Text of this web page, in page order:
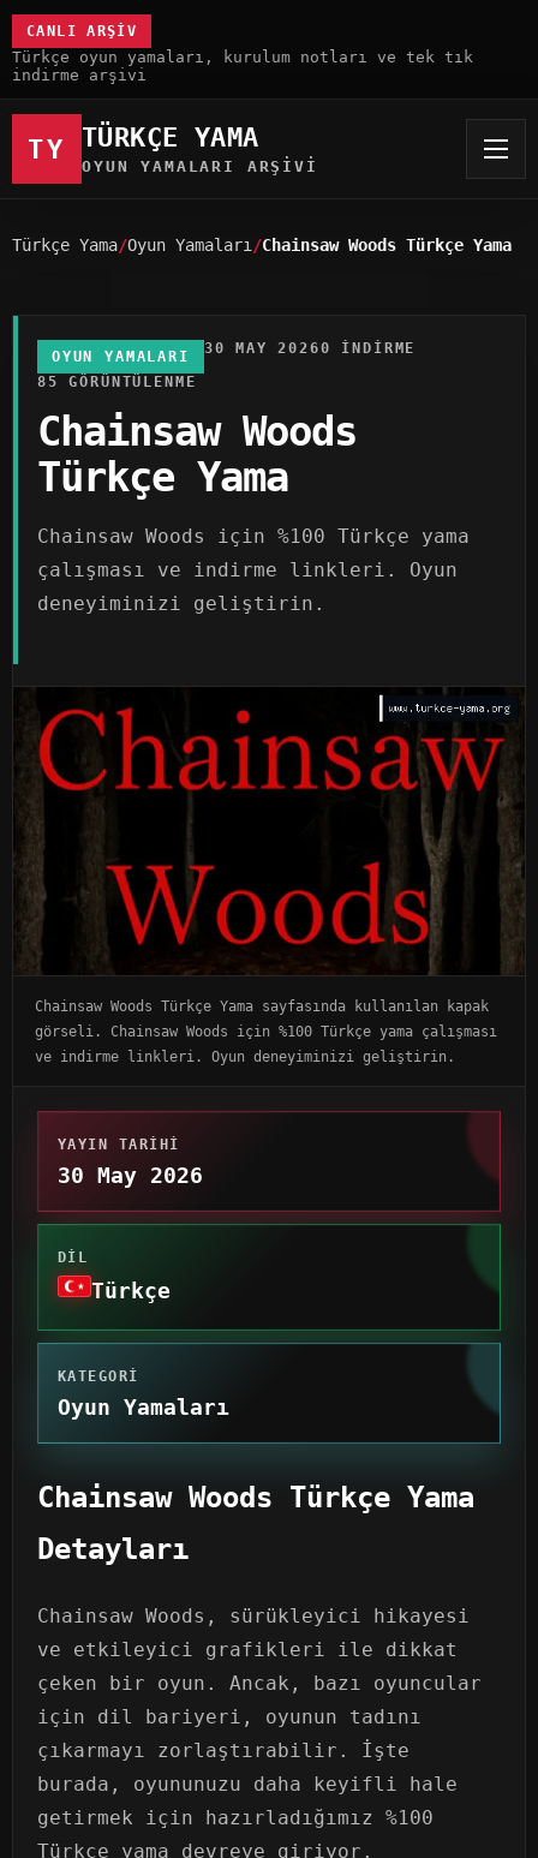
CANLI ARŞIV
Türkçe oyun yamaları, kurulum notları ve tek tık
indirme arşivi
TY TÜRKÇE YAMA
OYUN YAMALARI ARŞIVI
Türkçe Yama Oyun Yamaları Chainsaw Woods Türkçe Yama
OYUN YAMALARI 30 MAY 20260 INDIRME
85 GÖRÜNTÜLENME
Chainsaw Woods
Türkçe Yama
Chainsaw Woods için %100 Türkçe yama
çalışması ve indirme linkleri. Oyun
deneyiminizi geliştirin.
Chainsaw Woods Türkçe Yama sayfasında kullanılan kapak
görseli. Chainsaw Woods için %100 Türkçe yama çalışması
ve indirme linkleri. Oyun deneyiminizi geliştirin.
YAYIN TARIHI
30 May 2026
DIL
Türkçe
KATEGORI
Oyun Yamaları
Chainsaw Woods Türkçe Yama
Detayları
Chainsaw Woods, sürükleyici hikayesi
ve etkileyici grafikleri ile dikkat
çeken bir oyun. Ancak, bazı oyuncular
için dil bariyeri, oyunun tadını
çıkarmayı zorlaştırabilir. İşte
burada, oyununuzu daha keyifli hale
getirmek için hazırladığımız %100
Türkçe yama devreye giriyor.